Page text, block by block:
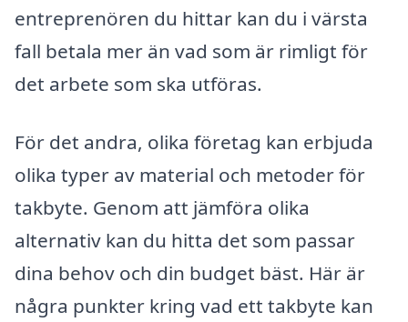
entreprenören du hittar kan du i värsta
fall betala mer än vad som är rimligt för
det arbete som ska utföras.
För det andra, olika företag kan erbjuda
olika typer av material och metoder för
takbyte. Genom att jämföra olika
alternativ kan du hitta det som passar
dina behov och din budget bäst. Här är
några punkter kring vad ett takbyte kan